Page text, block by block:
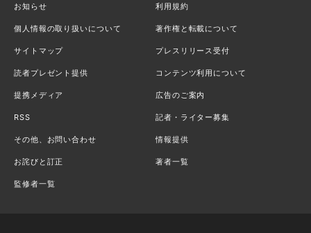
お知らせ 利用規約
個人情報の取り扱いについて 著作権と転載について
サイトマップ プレスリリース受付
読者プレゼント提供 コンテンツ利用について
提携メディア 広告のご案内
RSS 記者・ライター募集
その他、お問い合わせ 情報提供
お詫びと訂正 著者一覧
監修者一覧